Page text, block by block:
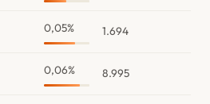
0,05% 1.694
0,06% 8.995